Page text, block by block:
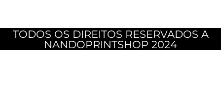
TODOS OS DIREITOS RESERVADOS A
NANDOPRINTSHOP 2024